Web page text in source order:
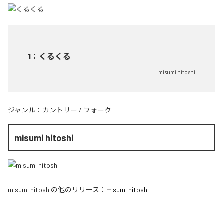
1 ： くるくる
misumi hitoshi
ジャンル： カントリー / フォーク
misumi hitoshi
misumi hitoshiの他のリリース： misumi hitoshi